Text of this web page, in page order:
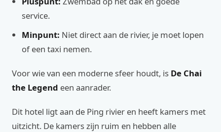
service.
Minpunt: Niet direct aan de rivier, je moet lopen
of een taxi nemen.
Voor wie van een moderne sfeer houdt, is De Chai
the Legend een aanrader.
Dit hotel ligt aan de Ping rivier en heeft kamers met
uitzicht. De kamers zijn ruim en hebben alle